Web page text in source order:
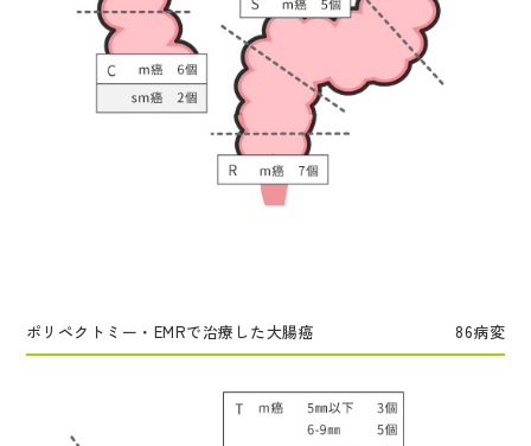
ポリペクトミー・EMRで治療した大腸癌 86病変